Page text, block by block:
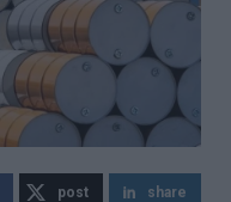
post share